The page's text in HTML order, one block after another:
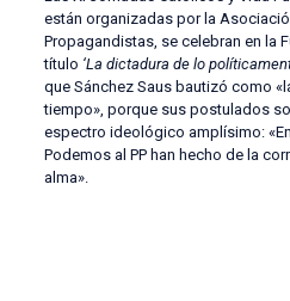
están organizadas por la
Propagandistas, se celebran en la
título ‘La dictadura de lo
que Sánchez Saus bautizó como
tiempo», porque sus postulados
espectro ideológico amplísimo:
Podemos al PP han hecho de la
alma».